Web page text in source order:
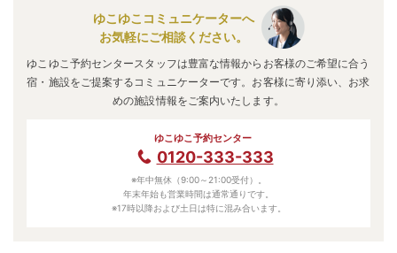
ゆこゆこコミュニケーターへ
お気軽にご相談ください。
ゆこゆこ予約センタースタッフは豊富な情報からお客様のご希望に合う
宿・施設をご提案するコミュニケーターです。お客様に寄り添い、お求
めの施設情報をご案内いたします。
ゆこゆこ予約センター
0120-333-333
※年中無休（9:00～21:00受付）。
年末年始も営業時間は通常通りです。
※17時以降および土日は特に混み合います。